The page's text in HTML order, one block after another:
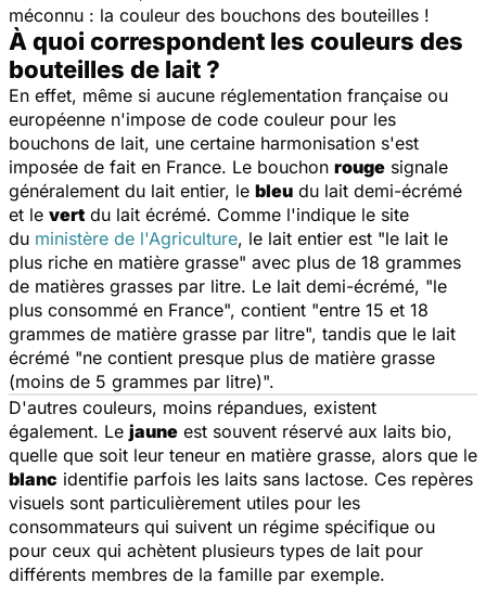
méconnu : la couleur des bouchons des bouteilles !
À quoi correspondent les couleurs des
bouteilles de lait ?
En effet, même si aucune réglementation française ou
européenne n'impose de code couleur pour les
bouchons de lait, une certaine harmonisation s'est
imposée de fait en France. Le bouchon rouge signale
généralement du lait entier, le bleu du lait demi-écrémé
et le vert du lait écrémé. Comme l'indique le site
du ministère de l'Agriculture, le lait entier est "le lait le
plus riche en matière grasse" avec plus de 18 grammes
de matières grasses par litre. Le lait demi-écrémé, "le
plus consommé en France", contient "entre 15 et 18
grammes de matière grasse par litre", tandis que le lait
écrémé "ne contient presque plus de matière grasse
(moins de 5 grammes par litre)".
D'autres couleurs, moins répandues, existent
également. Le jaune est souvent réservé aux laits bio,
quelle que soit leur teneur en matière grasse, alors que le
blanc identifie parfois les laits sans lactose. Ces repères
visuels sont particulièrement utiles pour les
consommateurs qui suivent un régime spécifique ou
pour ceux qui achètent plusieurs types de lait pour
différents membres de la famille par exemple.